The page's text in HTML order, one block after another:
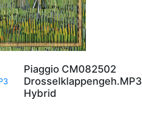
Piaggio CM082502
Drosselklappengeh.MP3
Hybrid